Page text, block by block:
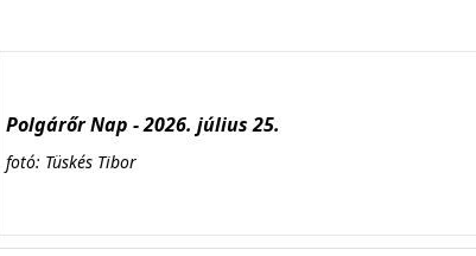
Polgárőr Nap - 2026. július 25.
fotó: Tüskés Tibor